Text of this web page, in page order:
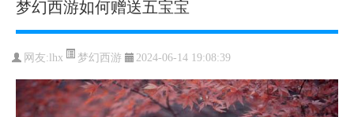
梦幻西游如何赠送五宝宝
网友:lhx 梦幻西游 2024-06-14 19:08:39